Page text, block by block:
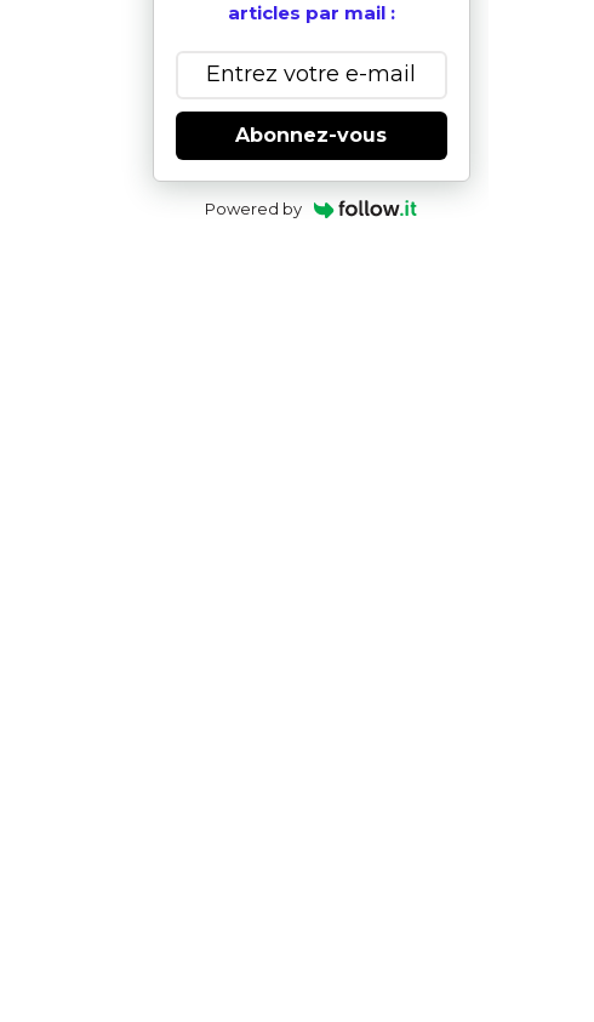
articles par mail :
Abonnez-vous
Powered by